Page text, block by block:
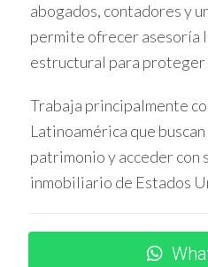
Caso práctico: Industria
Un empresario del Medio
requerido, el impacto fue
rápidamente y creó más de
dentro del primer año. Este
sector correcto puede hacer
No dudes en hacerme
inquietudes acerca del
abogados, contadores y
permite ofrecer asesoría
estructural para proteger
Trabaja principalmente
Latinoamérica que
patrimonio y acceder con
inmobiliario de Estados